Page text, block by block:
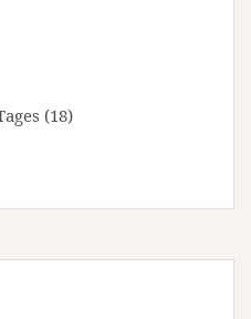
(18)